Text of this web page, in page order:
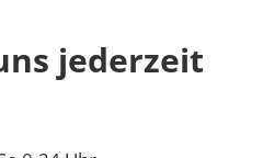
jederzeit